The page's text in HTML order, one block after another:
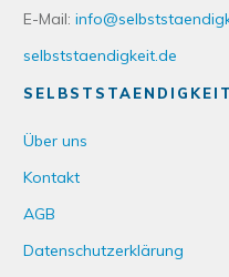
E-Mail:
selbststaendigkeit.de
Über uns
Kontakt
AGB
Datenschutzerklärung